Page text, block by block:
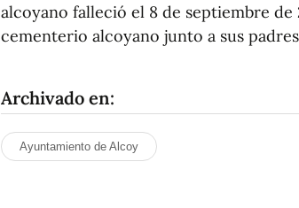
alcoyano falleció el 8 de septiembre
cementerio alcoyano junto a sus
Archivado en:
Ayuntamiento de Alcoy